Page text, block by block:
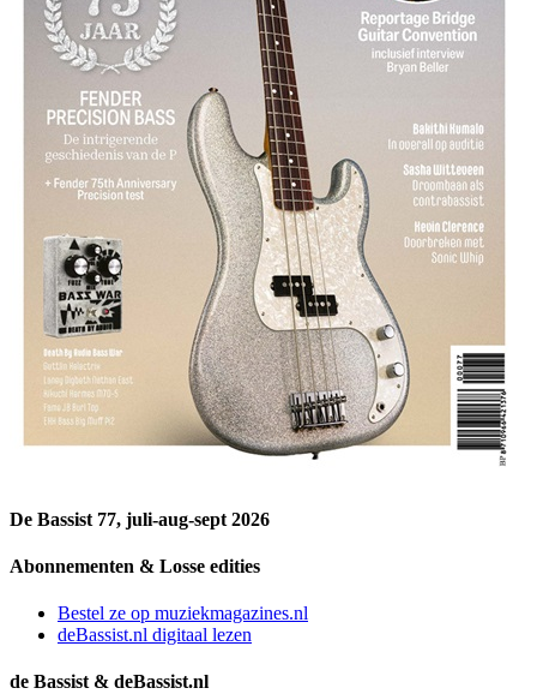
De Bassist 77, juli-aug-sept 2026
Abonnementen & Losse edities
Bestel ze op muziekmagazines.nl
deBassist.nl digitaal lezen
de Bassist & deBassist.nl